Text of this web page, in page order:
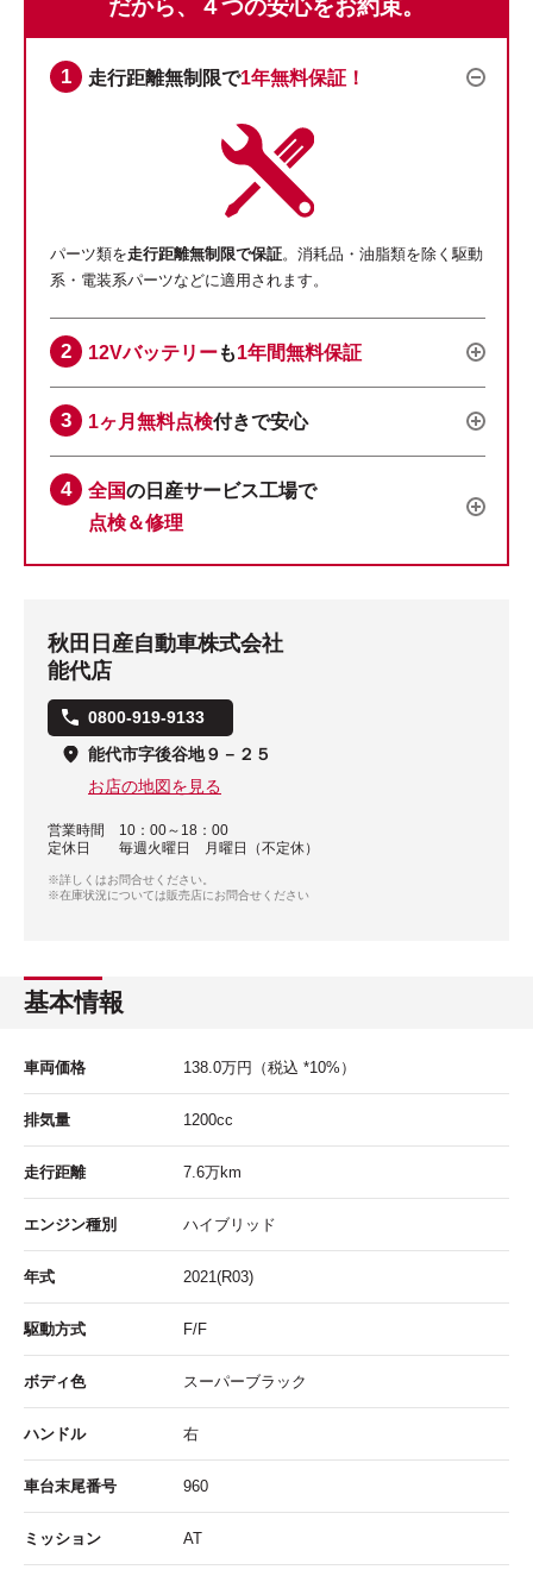
だから、４つの安心をお約束。
走行距離無制限で1年無料保証！
パーツ類を走行距離無制限で保証。消耗品・油脂類を除く駆動
系・電装系パーツなどに適用されます。
12Vバッテリーも1年間無料保証
1ヶ月無料点検付きで安心
全国の日産サービス工場で
点検＆修理
秋田日産自動車株式会社
能代店
0800-919-9133
能代市字後谷地９－２５
お店の地図を見る
営業時間
10：00～18：00
定休日
毎週火曜日 月曜日（不定休）
※詳しくはお問合せください。
※在庫状況については販売店にお問合せください
基本情報
車両価格 138.0万円 （税込 *10%）
排気量 1200cc
走行距離 7.6万km
エンジン種別 ハイブリッド
年式 2021(R03)
駆動方式 F/F
ボディ色 スーパーブラック
ハンドル 右
車台末尾番号 960
ミッション AT